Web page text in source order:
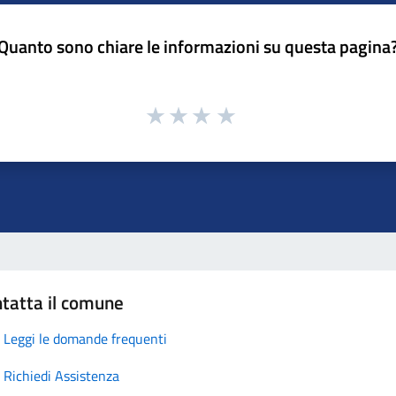
sono chiare le informazioni su questa
il comune
Leggi le domande frequenti
Richiedi Assistenza